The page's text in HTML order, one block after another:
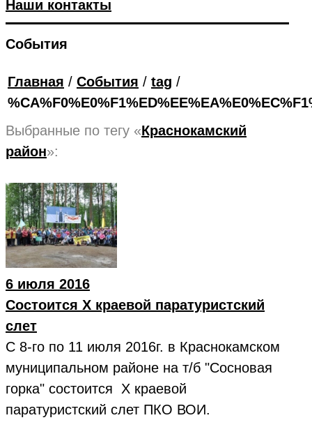
Наши контакты
События
Главная / События / tag /
Выбранные по тегу «Краснокамский
район»:
6 июля 2016
Состоится Х краевой паратуристский
слет
С 8-го по 11 июля 2016г. в Краснокамском
муниципальном районе на т/б "Сосновая
горка" состоится Х краевой
паратуристский слет ПКО ВОИ.